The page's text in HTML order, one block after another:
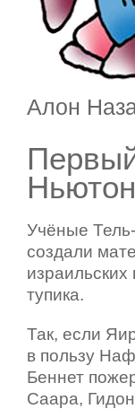
Алон
Учёные
создали
израильских
тупика.
Так, если
в пользу
Беннет
Саара,